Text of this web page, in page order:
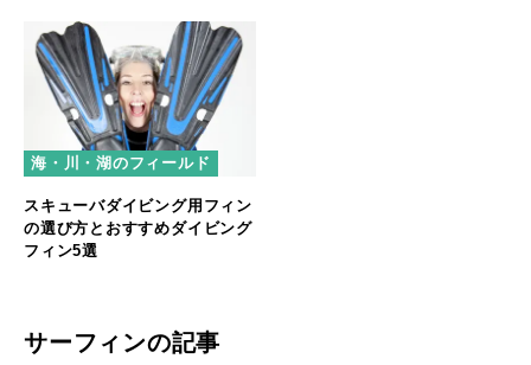
海・川・湖のフィールド
スキューバダイビング用フィン
の選び方とおすすめダイビング
フィン5選
サーフィンの記事